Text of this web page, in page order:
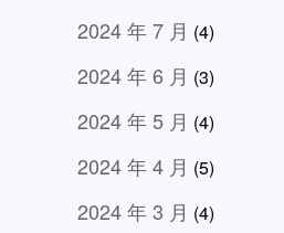
2024 年 7 月 (4)
2024 年 6 月 (3)
2024 年 5 月 (4)
2024 年 4 月 (5)
2024 年 3 月 (4)